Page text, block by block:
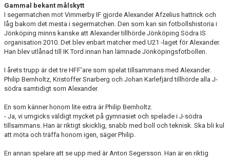
Gammal bekant målskytt
I segermatchen mot Vimmerby IF gjorde Alexander Afzelius hattrick och
låg bakom det mesta i segermatchen. Den som kan sin fotbollshistoria i
Jönköping minns kanske att Alexander tillhörde Jönköping Södra IS
organisation 2010. Det blev enbart matcher med U21 -laget för Alexander.
Han blev utlånad till IK Tord innan han lämnade Jönköpingsfotbollen.
I årets trupp är det tre HFF’are som spelat tillsammans med Alexander.
Philip Bernholtz, Kristoffer Snarberg och Johan Karlefjärd tillhörde alla J-
södra samtidigt som Alexander.
En som känner honom lite extra är Philip Bernholtz.
- Ja, vi umgicks väldigt mycket på gymnasiet och spelade i J-södra
tillsammans. Han är riktigt skicklig, snabb med boll och teknisk. Ska bli kul
att möta och träffa honom igen, säger Philip.
En annan spelare att se upp med är Anton Segersson. Han är en riktig